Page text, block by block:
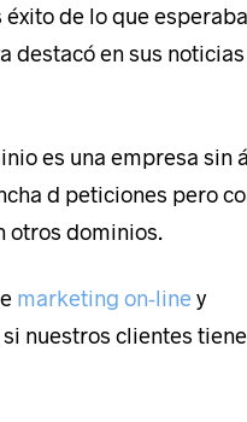
de lo que
destacó en sus
es una empresa sin
d peticiones pero
otros dominios.
marketing on-line y
nuestros clientes